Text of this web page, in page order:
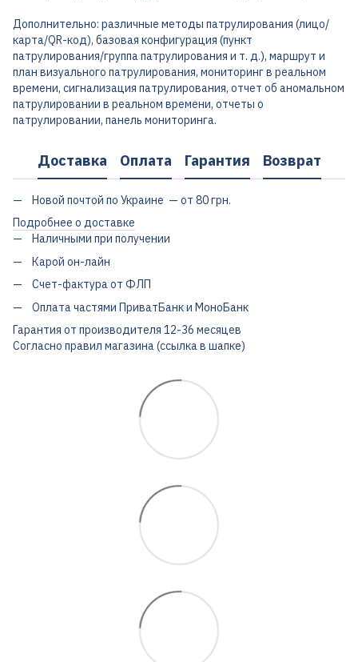
Дополнительно: различные методы патрулирования (лицо/
карта/QR-код), базовая конфигурация (пункт
патрулирования/группа патрулирования и т. д.), маршрут и
план визуального патрулирования, мониторинг в реальном
времени, сигнализация патрулирования, отчет об аномальном
патрулировании в реальном времени, отчеты о
патрулировании, панель мониторинга.
Доставка Оплата Гарантия Возврат
Новой почтой по Украине — от 80 грн.
Подробнее о доставке
Наличными при получении
Карой он-лайн
Счет-фактура от ФЛП
Оплата частями ПриватБанк и МоноБанк
Гарантия от производителя 12-36 месяцев
Согласно правил магазина (ссылка в шапке)